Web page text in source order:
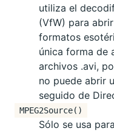
utiliza el
(VfW) para
formatos
única forma de
archivos .avi,
no puede abrir
seguido de
MPEG2Source()
Sólo se usa